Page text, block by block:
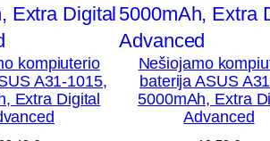
4
0
5
,
5
kompiuterio
A31-1015,
Extra Digital
Nešiojamo
baterija ASUS
5000mAh, Extra
Advanced